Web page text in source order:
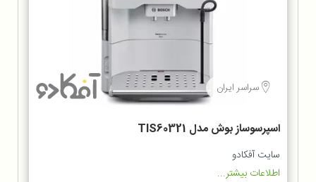
سراسر ایران
اسپرسوساز بوش مدل TIS60321
سایت آفکادو
اطلاعات بیشتر...